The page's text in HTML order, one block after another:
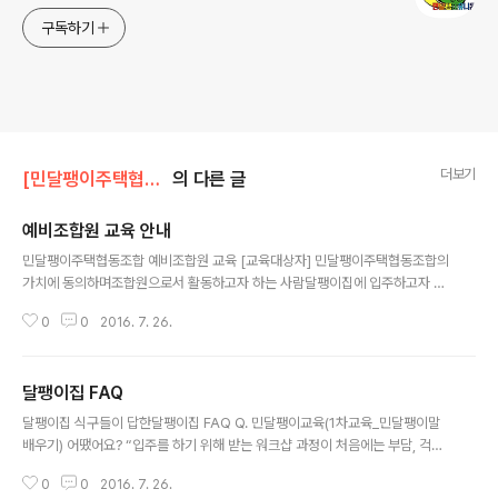
구독하기
[민달팽이주택협동조합]/* 달팽이집 모집공고 의 다른 글 더보기
예비조합원 교육 안내
민달팽이주택협동조합 예비조합원 교육 [교육대상자] 민달팽이주택협동조합의
가치에 동의하며조합원으로서 활동하고자 하는 사람달팽이집에 입주하고자 하
민달팽이 말 나누기][대화내용]관계 맺고 사는 삶에 대한 이야기[대화방법]주중
링크에서 확인 가능)링크: bit.ly/민달팽이예비조합원 [2차 교육][대화내용]달
팽이집에 대한 이야기[대화방법]‘민달팽이 말 나누기’ 참여자와 달팽이집 조합
원과의 1:1 ~ 2:2 대화 (1시간~1시간반 진행)[대화일시]개별적으로 수다 일시/
0 0 2016. 7. 26.
달팽이집 FAQ
달팽이집 식구들이 답한달팽이집 FAQ Q. 민달팽이교육(1차교육_민달팽이말
배우기) 어땠어요? “입주를 하기 위해 받는 워크샵 과정이 처음에는 부담, 걱정
그래서인지 처음 가졌었던 두려움이 어느덧 사람, 달팽이집에 대한 호기심으로
0 0 2016. 7. 26.